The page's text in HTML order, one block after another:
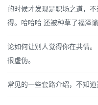
的时候才发现是职场之道，
得。哈哈哈 还被种草了福泽
论如何让别人觉得你在共情
很虚伪。
常见的一些套路介绍，不知